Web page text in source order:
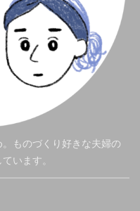
ものづくり好きな夫婦の
います。